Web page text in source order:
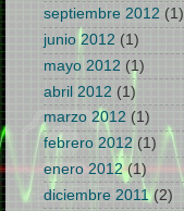
septiembre 2012 (1)
junio 2012 (1)
mayo 2012 (1)
abril 2012 (1)
marzo 2012 (1)
febrero 2012 (1)
enero 2012(1)
diciembre 2011(2)